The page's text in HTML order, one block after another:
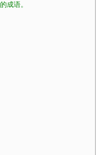
的成语。